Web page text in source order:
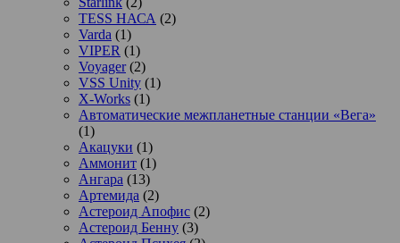
TESS НАСА (2)
Varda (1)
VIPER (1)
Voyager(2)
VSS Unity (1)
X-Works (1)
Автоматические межпланетные станции «Вега»
(1)
Акацуки (1)
Аммонит (1)
Ангара (13)
Артемида (2)
Астероид Апофис (2)
Астероид Бенну (3)